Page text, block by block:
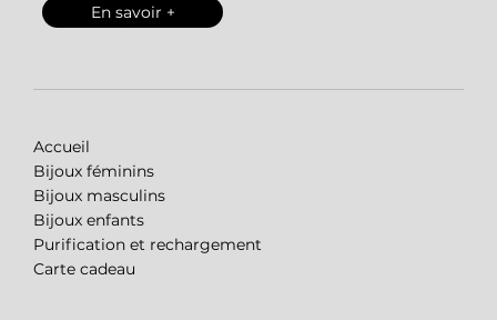
En savoir +
Accueil
Bijoux féminins
Bijoux masculins
Bijoux enfants
Purification et rechargement
Carte cadeau